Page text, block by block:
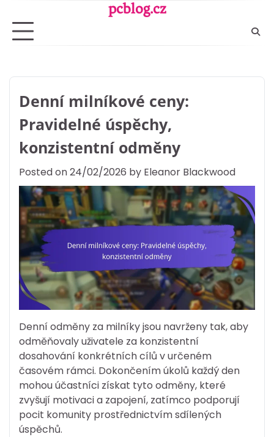
content
pcblog.cz
Denní milníkové ceny:
Pravidelné úspěchy,
konzistentní odměny
Posted on24/02/2026 by Eleanor Blackwood
Denní odměny za milníky jsou navrženy tak, aby
odměňovaly uživatele za konzistentní
dosahování konkrétních cílů v určeném
časovém rámci. Dokončením úkolů každý den
mohou účastníci získat tyto odměny, které
zvyšují motivaci a zapojení, zatímco podporují
pocit komunity prostřednictvím sdílených
úspěchů.